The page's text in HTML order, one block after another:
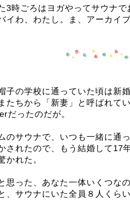
3時ごろはヨガやってサウナ
イわ、わたし。ま、アーカイ
子の学校に通っていた頃は新
たちから「新妻」と呼ばれて
だったのだが。
のサウナで、いつも一緒に通
されたので、もう結婚して17
かれた。
思った、あなた一体いくつな
、サウナにいた全員８人くら